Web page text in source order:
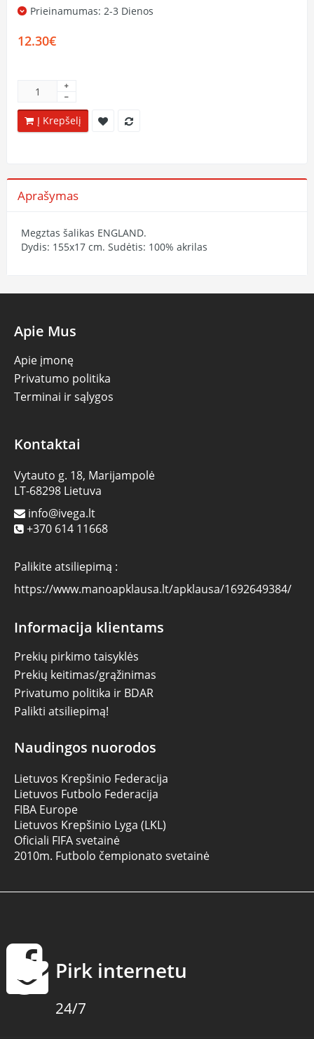
Prieinamumas: 2-3 Dienos
12.30€
Į Krepšelį
Aprašymas
Megztas šalikas ENGLAND.
Dydis: 155x17 cm. Sudėtis: 100% akrilas
Apie Mus
Apie įmonę
Privatumo politika
Terminai ir sąlygos
Kontaktai
Vytauto g. 18, Marijampolė
LT-68298 Lietuva
info@ivega.lt
+370 614 11668
Palikite atsiliepimą :
https://www.manoapklausa.lt/apklausa/1692649384/
Informacija klientams
Prekių pirkimo taisyklės
Prekių keitimas/grąžinimas
Privatumo politika ir BDAR
Palikti atsiliepimą!
Naudingos nuorodos
Lietuvos Krepšinio Federacija
Lietuvos Futbolo Federacija
FIBA Europe
Lietuvos Krepšinio Lyga (LKL)
Oficiali FIFA svetainė
2010m. Futbolo čempionato svetainė
Pirk internetu
24/7